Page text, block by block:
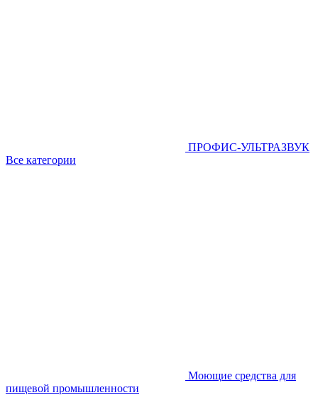
ПРОФИС-УЛЬТРАЗВУК
Все категории
Моющие средства для
пищевой промышленности